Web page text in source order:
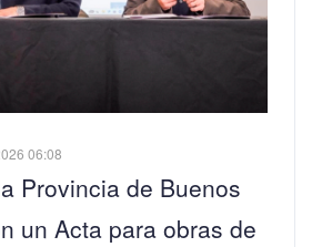
06:08
Provincia de Buenos
un Acta para obras de